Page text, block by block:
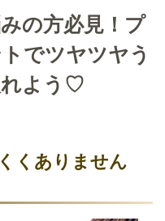
の方必見！プ
でツヤツヤう
れよう♡
くありません